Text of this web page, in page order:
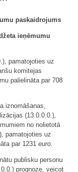
paskaidrojums
ieņēmumu
pamatojoties uz
komitejas
palielināta par 708
iznomāšanas,
(13.0.0.0.),
no nolietotā
pamatojoties uz
par 1231 euro
publisku personu
prognoze, veicot